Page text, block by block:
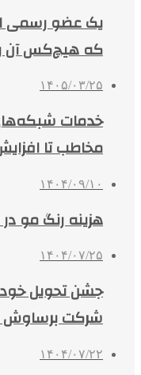
یک عضو رسمی
که هیچ‌کس آن
۱۴۰۵/۰۳/۲۵
مخاطب تا
۱۴۰۴/۰۹/۱۰
هزینه رنگ مو
۱۴۰۴/۰۷/۲۵
جشن تحویل
شرکت برساوش
۱۴۰۴/۰۷/۲۲